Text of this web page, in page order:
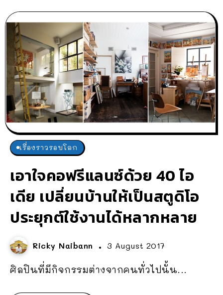
เรื่องราวรอบโลก
เอาใจคอฟรีแลนซ์ด้วย 40 ไอ
เดีย เปลี่ยนบ้านให้เป็นสตูดิโอ
ประยุกต์ใช้งานได้หลากหลาย
Ricky Naibann 3 August 2017
ศิลปินที่มีกิจกรรมต่างจากคนทั่วไปนั้น...